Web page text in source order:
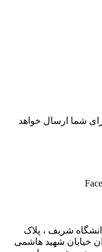
شما ارسال خواهد
شریف ، پلاک
خیابان شهید هاشمی